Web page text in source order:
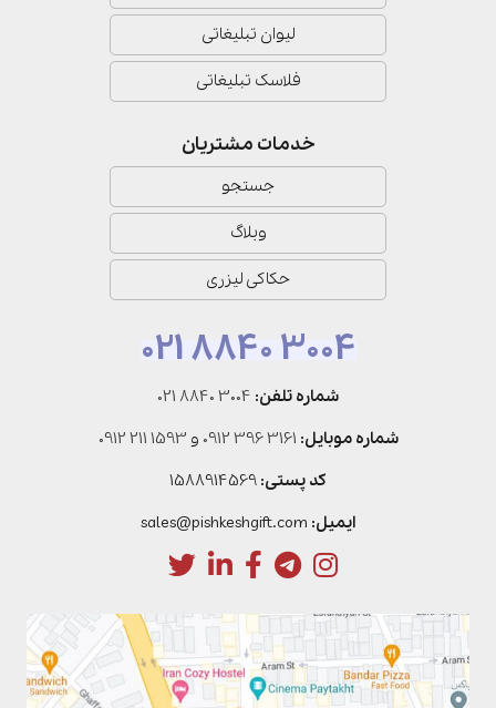
لیوان تبلیغاتی
فلاسک تبلیغاتی
خدمات مشتریان
جستجو
وبلاگ
حکاکی لیزری
021 8840 3004
شماره تلفن: 021 8840 3004
شماره موبایل: 0912 396 3161 و 0912 211 1593
کد پستی:
ایمیل: